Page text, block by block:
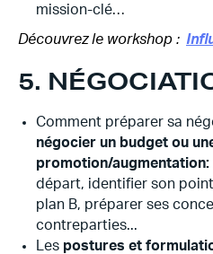
mission-clé…
Découvrez le workshop :
5.
Comment préparer sa
négocier un budget ou
promotion/augmentation:
départ, identifier son
plan B, préparer ses
contreparties...
Les postures et